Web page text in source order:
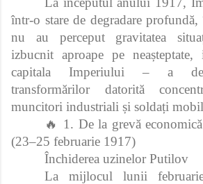
într-o stare de degradare
nu au perceput gravitatea
izbucnit aproape pe
capitala Imperiului – a
transformărilor datorită
muncitori industriali și soldați
🔥 1. De la grevă
(23–25 februarie 1917)
Închiderea uzinelor Putilov
La mijlocul lunii